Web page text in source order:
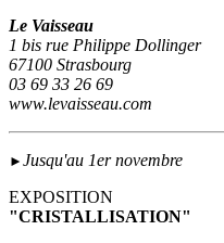
Le Vaisseau
1 bis rue Philippe Dollinger
67100 Strasbourg
03 69 33 26 69
www.levaisseau.com
► Jusqu'au 1er novembre
EXPOSITION
"CRISTALLISATION"